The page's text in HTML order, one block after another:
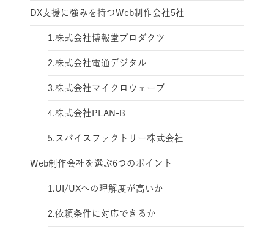
DX支援に強みを持つWeb制作会社5社
1.株式会社博報堂プロダクツ
2.株式会社電通デジタル
3.株式会社マイクロウェーブ
4.株式会社PLAN-B
5.スパイスファクトリー株式会社
Web制作会社を選ぶ6つのポイント
1.UI/UXへの理解度が高いか
2.依頼条件に対応できるか